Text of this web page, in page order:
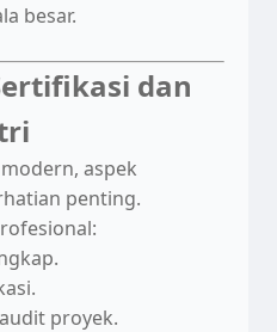
besar.
dan
aspek
penting.
proyek.